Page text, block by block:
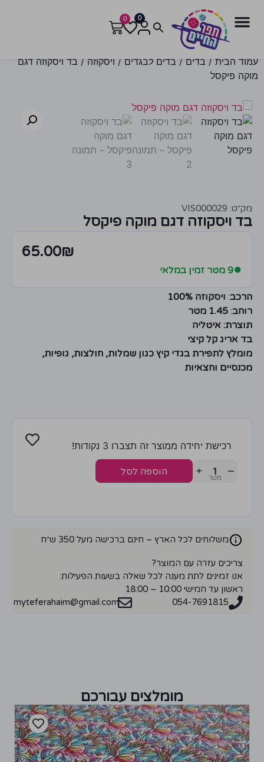
0
0
עמוד הבית / בדים / בדים לבגדים / ויסקוזה / בד ויסקוזה דגם
מוקה פיקסל
מק״ט: VIS000029
בד ויסקוזה דגם מוקה פיקסל
65.00₪
●9 מטר זמין במלאי
הרכב: ויסקוזה 100%
רוחב: 1.45 מטר
תוצרת: איטליה
בד אריג קל קיצי
מומלץ לתפירת בגדי קיץ כגון שמלות, חולצות, גופיות,
מכנסיים וחצאיות
רכישת יחידה ממוצר זה תצברו 3 נקודות!
−
+ הוספה לסל
משלוחים לכל הארץ – חינם ברכישה מעל 350 ש״ח
צריכים עזרה עם המוצר?
אנו זמינים לתת מענה לכל שאלה בשעות הפעילות:
ראשון עד חמישי 10:00 – 18:00
054-7691815
myteferahaim@gmail.com
מומלצים עבורכם